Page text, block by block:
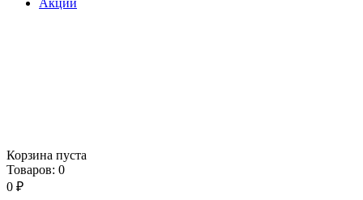
Акции
Корзина пуста
Товаров: 0
0 ₽